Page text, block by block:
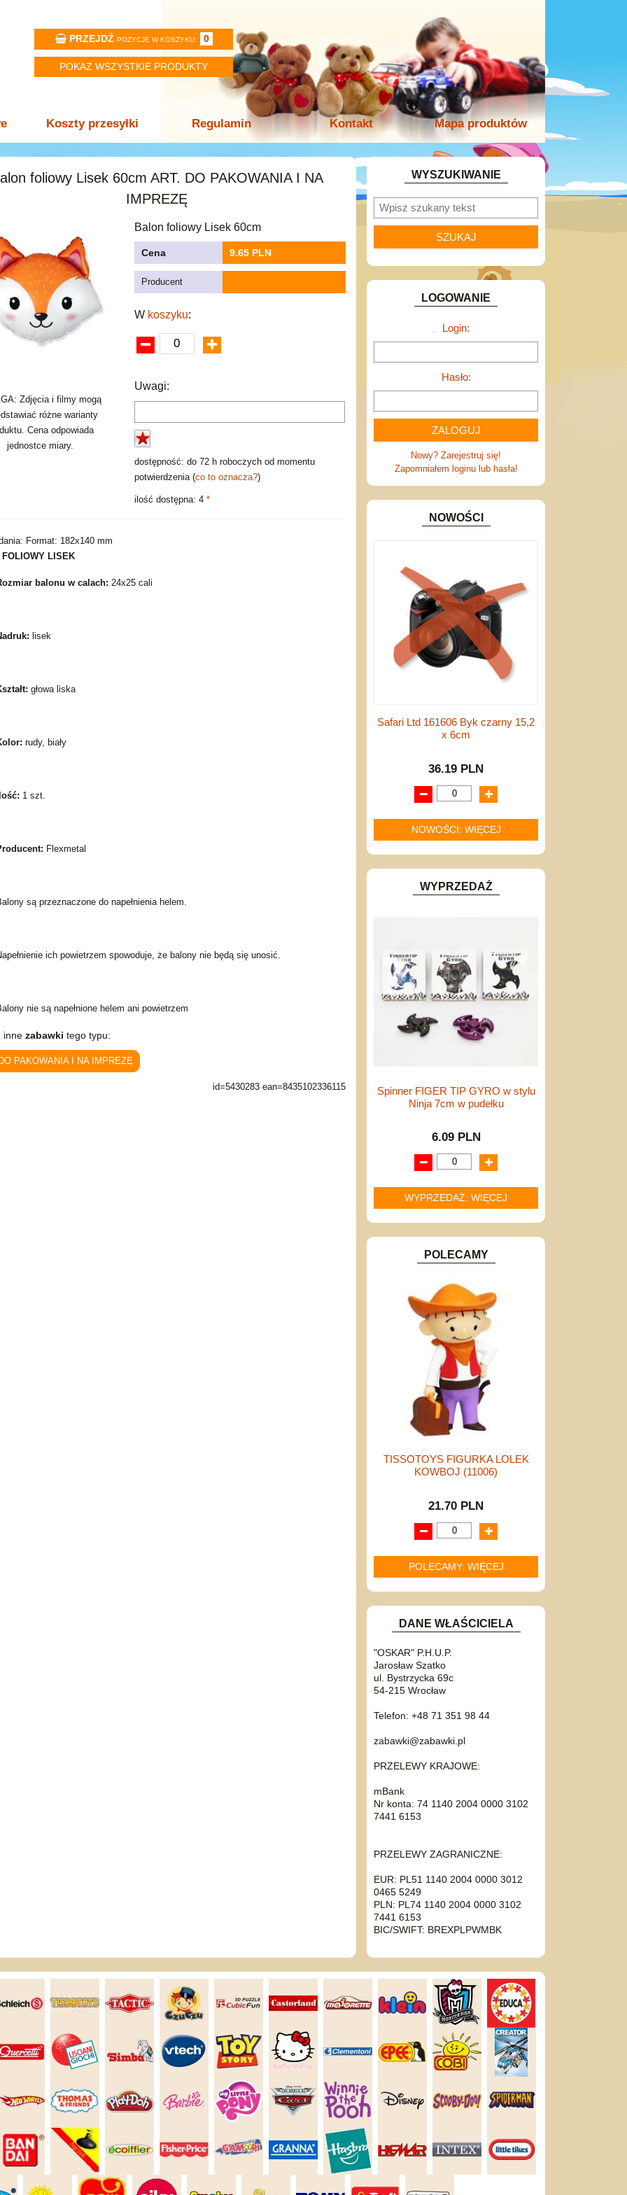
PRZEJDŹ POZYCJE W KOSZYKU: 0
POKAZ WSZYSTKIE PRODUKTY
Koszty przesyłki Regulamin Kontakt Mapa produktów
foliowy Lisek 60cm ART. DO PAKOWANIA I NA
IMPREZĘ
Zdjęcia i filmy mogą
różne warianty
Cena odpowiada
jednostce miary.
Balon foliowy Lisek 60cm
Cena 9.65 PLN
Producent
W koszyku:
Uwagi:
dostępność: do 72 h roboczych od momentu
potwierdzenia (co to oznacza?)
ilość dostępna: 4 *
Format: 182x140 mm
FOLIOWY LISEK
balonu w calach: 24x25 cali
lisek
głowa liska
rudy, biały
Ilość: 1 szt.
Flexmetal
są przeznaczone do napełnienia helem.
ich powietrzem spowoduje, że balony nie będą się unosić.
nie są napełnione helem ani powietrzem
inne zabawki tego typu:
PAKOWANIA I NA IMPREZĘ
id=5430283 ean=8435102336115
WYSZUKIWANIE
LOGOWANIE
Login:
Hasło:
Nowy? Zarejestruj się!
Zapomniałem loginu lub hasła!
NOWOŚCI
Safari Ltd 161606 Byk czarny 15,2
x 6cm
36.19 PLN
NOWOŚCI: WIĘCEJ
WYPRZEDAŻ
Spinner FIGER TIP GYRO w stylu
Ninja 7cm w pudełku
6.09 PLN
WYPRZEDAŻ: WIĘCEJ
POLECAMY
TISSOTOYS FIGURKA LOLEK
KOWBOJ (11006)
21.70 PLN
POLECAMY: WIĘCEJ
DANE WŁAŚCICIELA
"OSKAR" P.H.U.P.
Jarosław Szatko
ul. Bystrzycka 69c
54-215 Wrocław
Telefon: +48 71 351 98 44
zabawki@zabawki.pl
PRZELEWY KRAJOWE:
mBank
Nr konta: 74 1140 2004 0000 3102
7441 6153
PRZELEWY ZAGRANICZNE:
EUR: PL51 1140 2004 0000 3012
0465 5249
PLN: PL74 1140 2004 0000 3102
7441 6153
BIC/SWIFT: BREXPLPWMBK